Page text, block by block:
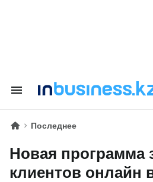
Последнее
Новая программа
клиентов онлайн